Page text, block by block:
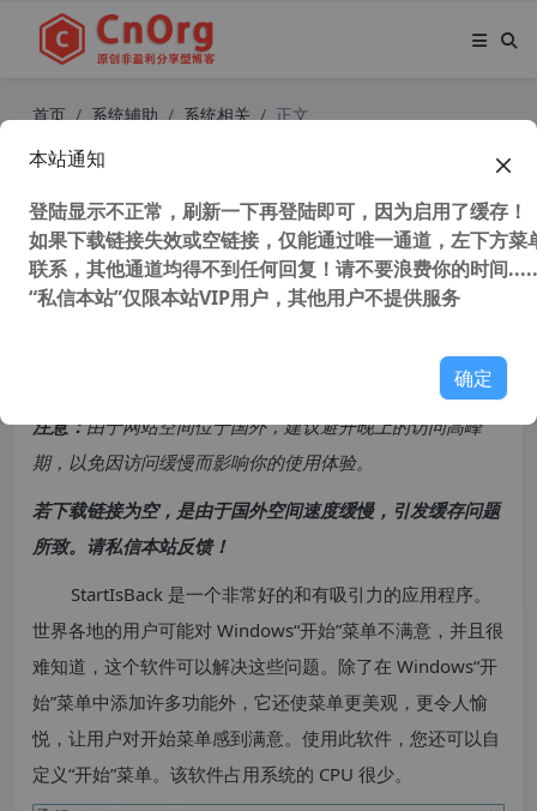
首页 系统辅助 系统相关 正文
StartIsBack (Win10开始菜单增强工
具) v2.9.17 中文直装破解版
56,435 次浏览次阅读
注意：由于网站空间位于国外，建议避开晚上的访问高峰
期，以免因访问缓慢而影响你的使用体验。
若下载链接为空，是由于国外空间速度缓慢，引发缓存问题
所致。请私信本站反馈！
StartIsBack 是一个非常好的和有吸引力的应用程序。
世界各地的用户可能对 Windows“开始”菜单不满意，并且很
难知道，这个软件可以解决这些问题。除了在 Windows“开
始”菜单中添加许多功能外，它还使菜单更美观，更令人愉
悦，让用户对开始菜单感到满意。使用此软件，您还可以自
定义“开始”菜单。该软件占用系统的 CPU 很少。
本站通知
登陆显示不正常，刷新一下再登陆即可，因为启用了缓存！
如果下载链接失效或空链接，仅能通过唯一通道，左下方菜
联系，其他通道均得不到任何回复！请不要浪费你的时间
“私信本站”仅限本站VIP用户，其他用户不提供服务
确定